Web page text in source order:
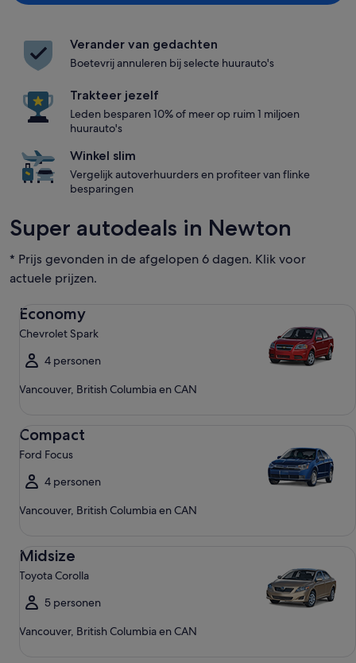
Verander van gedachten
Boetevrij annuleren bij selecte huurauto's
Trakteer jezelf
Leden besparen 10% of meer op ruim 1 miljoen
huurauto's
Winkel slim
Vergelijk autoverhuurders en profiteer van flinke
besparingen
Super autodeals in Newton
* Prijs gevonden in de afgelopen 6 dagen. Klik voor
actuele prijzen.
Economy
Chevrolet Spark
4 personen
Vancouver, British Columbia en CAN
Compact
Ford Focus
4 personen
Vancouver, British Columbia en CAN
Midsize
Toyota Corolla
5 personen
Vancouver, British Columbia en CAN